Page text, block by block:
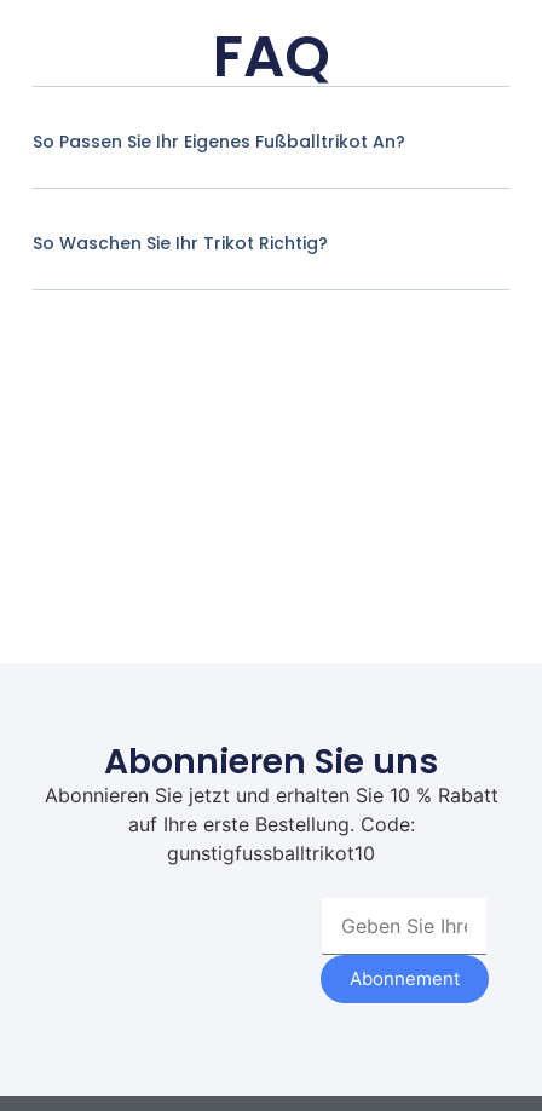
FAQ
So Passen Sie Ihr Eigenes Fußballtrikot An?
So Waschen Sie Ihr Trikot Richtig?
Abonnieren Sie uns
Abonnieren Sie jetzt und erhalten Sie 10 % Rabatt
auf Ihre erste Bestellung. Code:
gunstigfussballtrikot10
Abonnement